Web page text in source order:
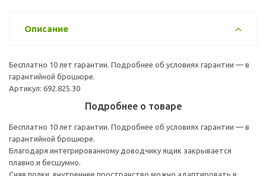
Описание
Бесплатно 10 лет гарантии. Подробнее об условиях гарантии — в
гарантийной брошюре.
Артикул: 692.825.30
Подробнее о товаре
Бесплатно 10 лет гарантии. Подробнее об условиях гарантии — в
гарантийной брошюре.
Благодаря интегрированному доводчику ящик закрывается
плавно и бесшумно.
Сняв полки, внутреннее пространство можно адаптировать в